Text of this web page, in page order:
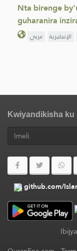
Nta birenge
guharanira
عربي الإنجليزية
Kwiyandikisha
github.com/